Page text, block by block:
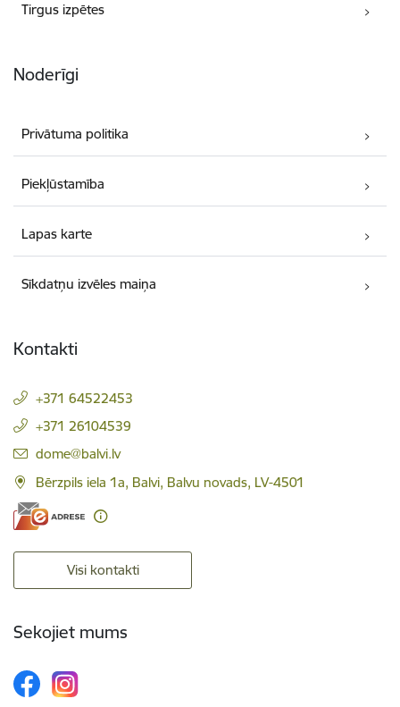
Tirgus izpētes
Noderīgi
Privātuma politika
Piekļūstamība
Lapas karte
Sīkdatņu izvēles maiņa
Kontakti
+371 64522453
+371 26104539
E-pasts:
dome@balvi.lv
Bērzpils iela 1a, Balvi, Balvu novads, LV-4501
Visi kontakti
Sekojiet mums